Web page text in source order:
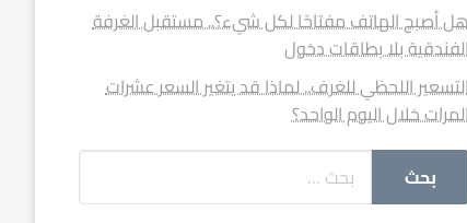
هل أصبح الهاتف مفتاحًا لكل شيء؟.. مستقبل الغرفة
الفندقية بلا بطاقات دخول
التسعير اللحظي للغرف.. لماذا قد يتغير السعر عشرات
المرات خلال اليوم الواحد؟